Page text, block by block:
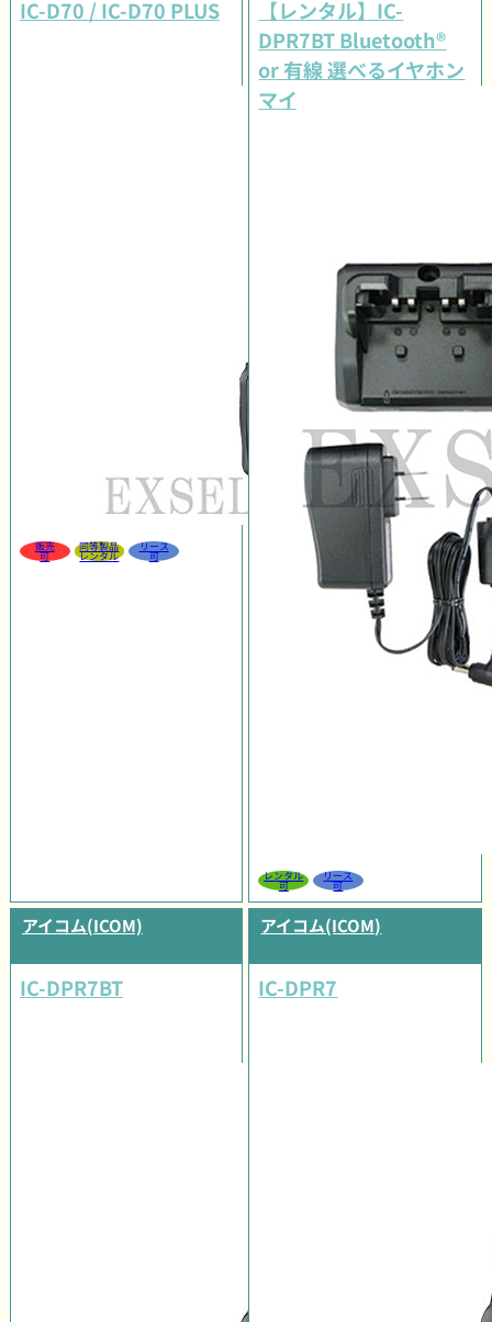
IC-D70 / IC-D70 PLUS
販売
可
同等製品
レンタル
リース
可
【レンタル】IC-
DPR7BT Bluetooth®
or 有線 選べるイヤホン
マイクタイプセット
レンタル
可
リース
可
アイコム(ICOM)
IC-DPR7BT
アイコム(ICOM)
IC-DPR7